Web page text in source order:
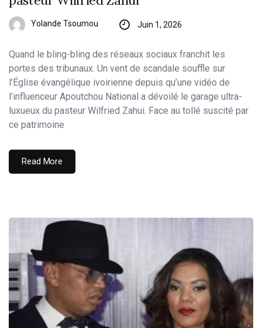
Yolande Tsoumou Juin 1, 2026
Quand le bling-bling des réseaux sociaux franchit les
portes des tribunaux. Un vent de scandale souffle sur
l’Église évangélique ivoirienne depuis qu’une vidéo de
l’influenceur Apoutchou National a dévoilé le garage ultra-
luxueux du pasteur Wilfried Zahui. Face au tollé suscité par
ce patrimoine
Read More